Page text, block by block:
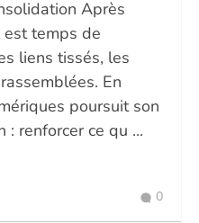
Après
est temps de
liens tissés, les
En
poursuit son
: renforcer ce qu ...
0